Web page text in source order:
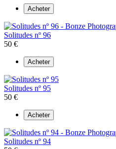
Acheter
Solitudes nº 96
50 €
Acheter
Solitudes nº 95
50 €
Acheter
Solitudes nº 94